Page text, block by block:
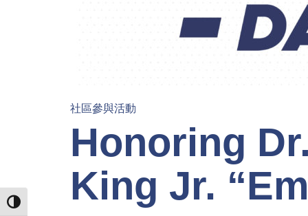
TOGGLE HIGH CONTRAST
社區參與活動
Honoring
King Jr.